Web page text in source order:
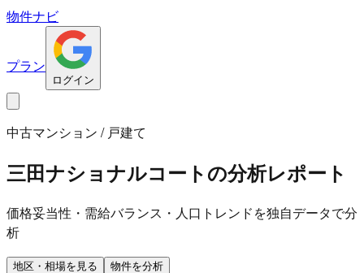
物件ナビ
プラン
ログイン
中古マンション / 戸建て
三田ナショナルコートの分析レポート
価格妥当性・需給バランス・人口トレンドを独自データで分
析
地区・相場を見る 物件を分析